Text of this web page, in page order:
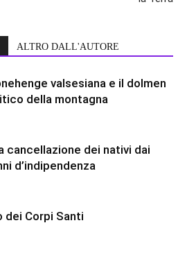
ALTRO DALL'AUTORE
valsesiana e il dolmen
della montagna
cancellazione dei nativi dai
d’indipendenza
dei Corpi Santi